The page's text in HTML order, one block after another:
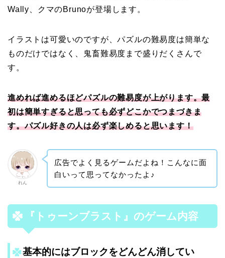
Wally、クマのBrunoが登場します。
イラストは可愛いのですが、パズルの難易度は簡単な
ものだけではなく、鬼畜難易度まで盛りだくさんで
す。
進めれば進めるほどパズルの難易度が上がります。最
初は簡単すぎると思っても必ずどこかでつまづきま
す。パズル好きの人は必ず楽しめると思います！
れん
広告でよく見るゲームだよね！こんなに面
白いって思ってなかったよ♪
『トゥーンブラスト』のゲーム内容
基本的にはブロックをどんどん消してい